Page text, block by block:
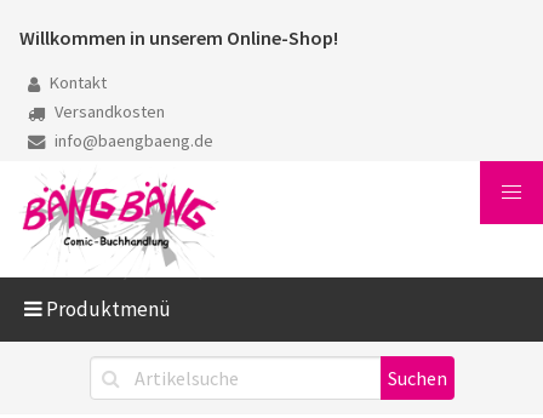
Willkommen in unserem Online-Shop!
Kontakt
Versandkosten
info@baengbaeng.de
Produktmenü